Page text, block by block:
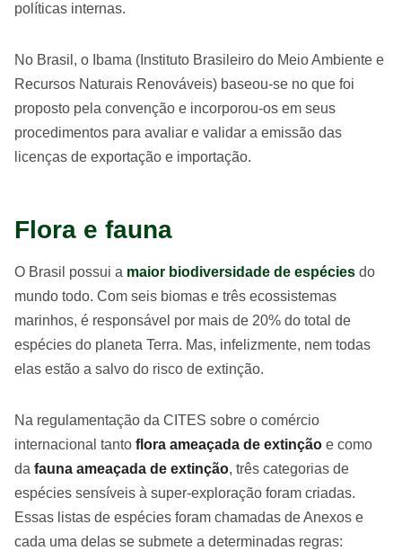
políticas internas.
No Brasil, o Ibama (Instituto Brasileiro do Meio Ambiente e
Recursos Naturais Renováveis) baseou-se no que foi
proposto pela convenção e incorporou-os em seus
procedimentos para avaliar e validar a emissão das
licenças de exportação e importação.
Flora e fauna
O Brasil possui a maior biodiversidade de espécies do
mundo todo. Com seis biomas e três ecossistemas
marinhos, é responsável por mais de 20% do total de
espécies do planeta Terra. Mas, infelizmente, nem todas
elas estão a salvo do risco de extinção.
Na regulamentação da CITES sobre o comércio
internacional tanto flora ameaçada de extinção e como
da fauna ameaçada de extinção, três categorias de
espécies sensíveis à super-exploração foram criadas.
Essas listas de espécies foram chamadas de Anexos e
cada uma delas se submete a determinadas regras: